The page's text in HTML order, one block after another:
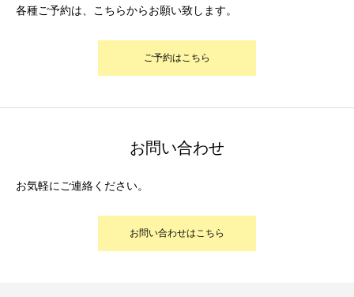
各種ご予約は、こちらからお願い致します。
ご予約はこちら
お問い合わせ
お気軽にご連絡ください。
お問い合わせはこちら